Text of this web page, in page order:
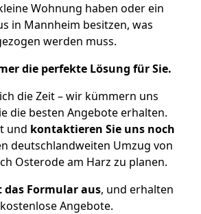
Wohnung haben oder ein
in Mannheim besitzen, was
werden muss.
die perfekte Lösung für Sie.
die Zeit – wir kümmern uns
die besten Angebote erhalten.
und kontaktieren Sie uns noch
deutschlandweiten Umzug von
Osterode am Harz zu planen.
das Formular aus, und erhalten
Angebote.